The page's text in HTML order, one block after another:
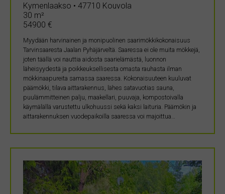
Kymenlaakso • 47710 Kouvola
30 m²
54900 €
Myydään harvinainen ja monipuolinen saarimökkikokonaisuus
Tarvinsaaresta Jaalan Pyhäjärveltä. Saaressa ei ole muita mökkejä,
joten täällä voi nauttia aidosta saarielämästä, luonnon
läheisyydestä ja poikkeuksellisesta omasta rauhasta ilman
mökkinaapureita samassa saaressa. Kokonaisuuteen kuuluvat
päämökki, tilava aittarakennus, lähes satavuotias sauna,
puulämmitteinen palju, maakellari, puuvaja, kompostoivalla
käymälällä varustettu ulkohuussi sekä kaksi laituria. Päämökin ja
aittarakennuksen vuodepaikoilla saaressa voi majoittua…